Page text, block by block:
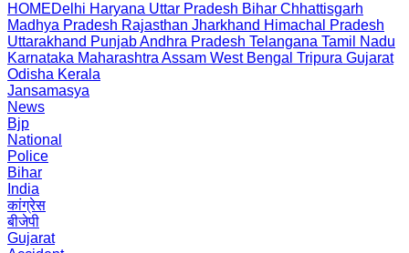
HOMEDelhi Haryana Uttar Pradesh Bihar Chhattisgarh
Madhya Pradesh Rajasthan Jharkhand Himachal Pradesh
Uttarakhand PunjabAndhra Pradesh Telangana Tamil Nadu
Karnataka Maharashtra Assam West Bengal Tripura Gujarat
Odisha Kerala
Jansamasya
News
Bjp
National
Police
Bihar
India
कांग्रेस
बीजेपी
Gujarat